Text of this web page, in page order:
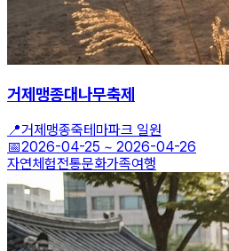
거제맹종대나무축제
📍거제맹종죽테마파크 일원
📅2026-04-25 ~ 2026-04-26
자연체험전통문화가족여행